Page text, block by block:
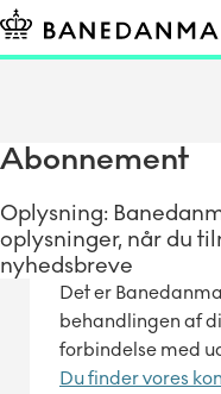
Abonnement
Oplysning:
oplysninger, når du
nyhedsbreve
Det er
behandlingen af
forbindelse med
Du finder vores